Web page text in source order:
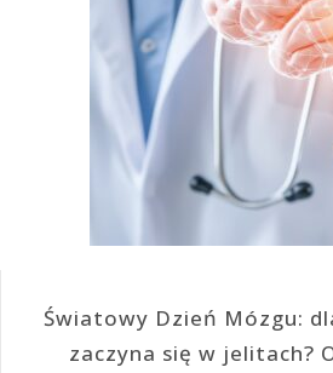
Światowy Dzień Mózgu:
zaczyna się w jelitach?